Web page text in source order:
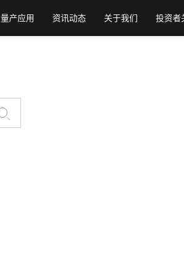
量产应用 资讯动态 关于我们 投资者